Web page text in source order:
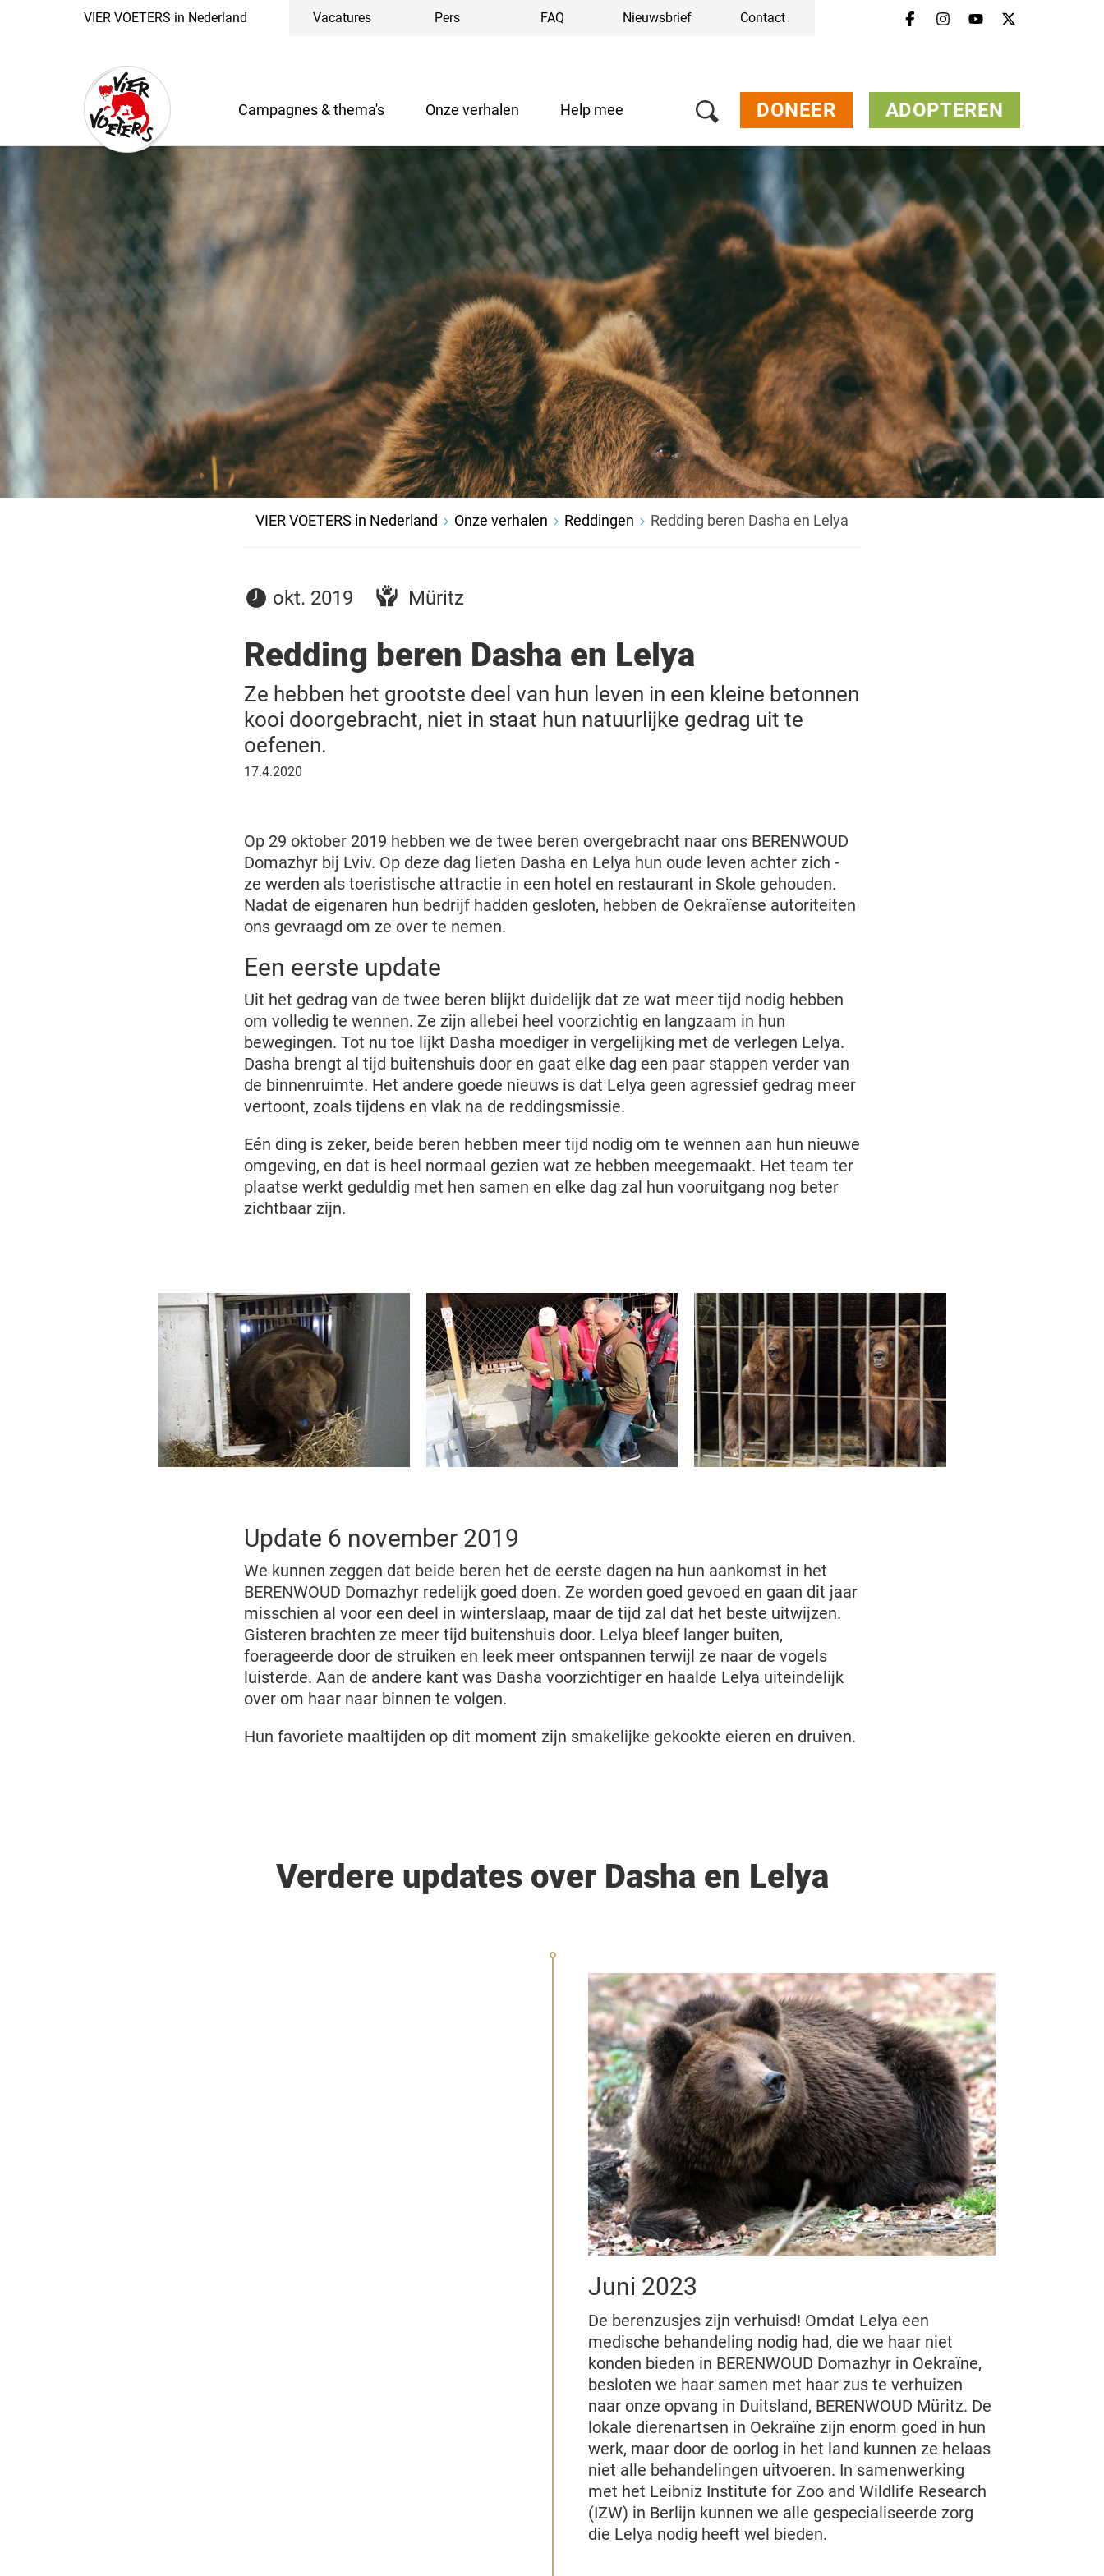
VIER VOETERS in Nederland Vacatures Pers FAQ Nieuwsbrief Contact
Campagnes & thema's Onze verhalen Help mee DONEER ADOPTEREN
VIER VOETERS in Nederland Onze verhalen Reddingen Redding beren Dasha en Lelya
29
2019
okt. 2019 Müritz
Redding beren Dasha en Lelya
Ze hebben het grootste deel van hun leven in een kleine betonnen
kooi doorgebracht, niet in staat hun natuurlijke gedrag uit te
oefenen.
17
17.4.2020
Op 29 oktober 2019 hebben we de twee beren overgebracht naar ons BERENWOUD
Domazhyr bij Lviv. Op deze dag lieten Dasha en Lelya hun oude leven achter zich -
ze werden als toeristische attractie in een hotel en restaurant in Skole gehouden.
Nadat de eigenaren hun bedrijf hadden gesloten, hebben de Oekraïense autoriteiten
ons gevraagd om ze over te nemen.
Een eerste update
Uit het gedrag van de twee beren blijkt duidelijk dat ze wat meer tijd nodig hebben
om volledig te wennen. Ze zijn allebei heel voorzichtig en langzaam in hun
bewegingen. Tot nu toe lijkt Dasha moediger in vergelijking met de verlegen Lelya.
Dasha brengt al tijd buitenshuis door en gaat elke dag een paar stappen verder van
de binnenruimte. Het andere goede nieuws is dat Lelya geen agressief gedrag meer
vertoont, zoals tijdens en vlak na de reddingsmissie.
Eén ding is zeker, beide beren hebben meer tijd nodig om te wennen aan hun nieuwe
omgeving, en dat is heel normaal gezien wat ze hebben meegemaakt. Het team ter
plaatse werkt geduldig met hen samen en elke dag zal hun vooruitgang nog beter
zichtbaar zijn.
Update 6 november 2019
We kunnen zeggen dat beide beren het de eerste dagen na hun aankomst in het
BERENWOUD Domazhyr redelijk goed doen. Ze worden goed gevoed en gaan dit jaar
misschien al voor een deel in winterslaap, maar de tijd zal dat het beste uitwijzen.
Gisteren brachten ze meer tijd buitenshuis door. Lelya bleef langer buiten,
foerageerde door de struiken en leek meer ontspannen terwijl ze naar de vogels
luisterde. Aan de andere kant was Dasha voorzichtiger en haalde Lelya uiteindelijk
over om haar naar binnen te volgen.
Hun favoriete maaltijden op dit moment zijn smakelijke gekookte eieren en druiven.
Verdere updates over Dasha en Lelya
Juni 2023
De berenzusjes zijn verhuisd! Omdat Lelya een
medische behandeling nodig had, die we haar niet
konden bieden in BERENWOUD Domazhyr in Oekraïne,
besloten we haar samen met haar zus te verhuizen
naar onze opvang in Duitsland, BERENWOUD Müritz. De
lokale dierenartsen in Oekraïne zijn enorm goed in hun
werk, maar door de oorlog in het land kunnen ze helaas
niet alle behandelingen uitvoeren. In samenwerking
met het Leibniz Institute for Zoo and Wildlife Research
(IZW) in Berlijn kunnen we alle gespecialiseerde zorg
die Lelya nodig heeft wel bieden.